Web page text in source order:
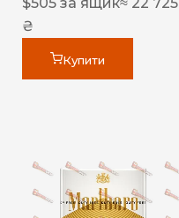
₴
Купити